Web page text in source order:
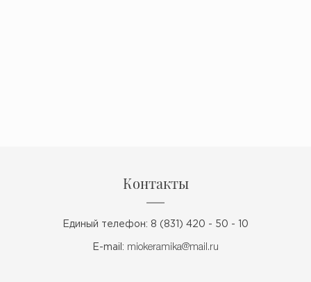
Контакты
Единый телефон: 8 (831) 420 - 50 - 10
E-mail: miokeramika@mail.ru